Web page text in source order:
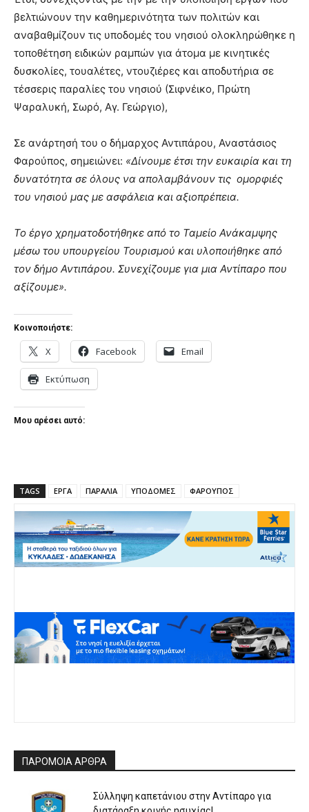
βελτιώνουν την καθημερινότητα των πολιτών και
αναβαθμίζουν τις υποδομές του νησιού ολοκληρώθηκε η
τοποθέτηση ειδικών ραμπών για άτομα με κινητικές
δυσκολίες, τουαλέτες, ντουζιέρες και αποδυτήρια σε
τέσσερις παραλίες του νησιού (Σιφνέικο, Πρώτη
Ψαραλυκή, Σωρό, Αγ. Γεώργιο),
Σε ανάρτησή του ο δήμαρχος Αντιπάρου, Αναστάσιος
Φαρούπος, σημειώνει: «Δίνουμε έτσι την ευκαιρία και τη
δυνατότητα σε όλους να απολαμβάνουν τις ομορφιές
του νησιού μας με ασφάλεια και αξιοπρέπεια.
Το έργο χρηματοδοτήθηκε από το Ταμείο Ανάκαμψης
μέσω του υπουργείου Τουρισμού και υλοποιήθηκε από
τον δήμο Αντιπάρου. Συνεχίζουμε για μια Αντίπαρο που
αξίζουμε».
Κοινοποιήστε:
X Facebook Email
Εκτύπωση
Μου αρέσει αυτό:
TAGS ΕΡΓΑ ΠΑΡΑΛΙΑ ΥΠΟΔΟΜΕΣ ΦΑΡΟΥΠΟΣ
ΠΑΡΟΜΟΙΑ ΑΡΘΡΑ
Σύλληψη καπετάνιου στην Αντίπαρο για